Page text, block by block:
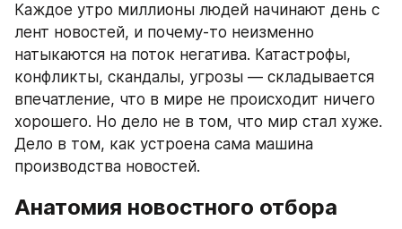
Каждое утро миллионы людей начинают день с
лент новостей, и почему-то неизменно
натыкаются на поток негатива. Катастрофы,
конфликты, скандалы, угрозы — складывается
впечатление, что в мире не происходит ничего
хорошего. Но дело не в том, что мир стал хуже.
Дело в том, как устроена сама машина
производства новостей.
Анатомия новостного отбора